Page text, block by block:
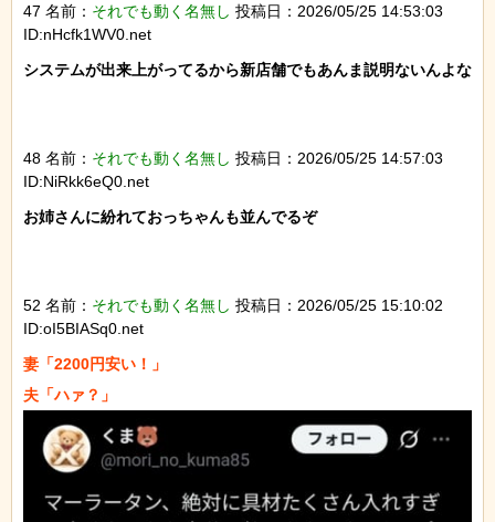
47 名前： それでも動く名無し 投稿日：2026/05/25 14:53:03
ID:nHcfk1WV0.net
システムが出来上がってるから新店舗でもあんま説明ないんよな
48 名前： それでも動く名無し 投稿日：2026/05/25 14:57:03
ID:NiRkk6eQ0.net
お姉さんに紛れておっちゃんも並んでるぞ
52 名前： それでも動く名無し 投稿日：2026/05/25 15:10:02
ID:oI5BIASq0.net
妻「2200円安い！」